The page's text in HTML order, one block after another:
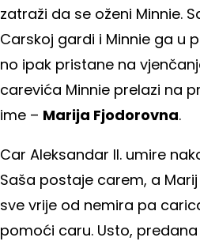
zatraži da se oženi Minnie.
Carskoj gardi i Minnie ga u
no ipak pristane na
carevića Minnie prelazi na
ime – Marija Fjodorovna.
Car Aleksandar II. umire
Saša postaje carem, a
sve vrije od nemira pa
pomoći caru. Usto,